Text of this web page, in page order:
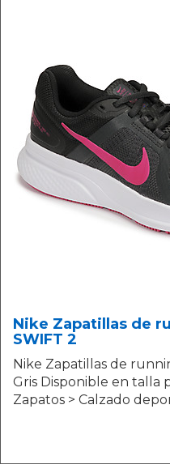
Nike Zapatillas de
SWIFT 2
Nike Zapatillas de
Gris Disponible en talla
Zapatos > Calzado